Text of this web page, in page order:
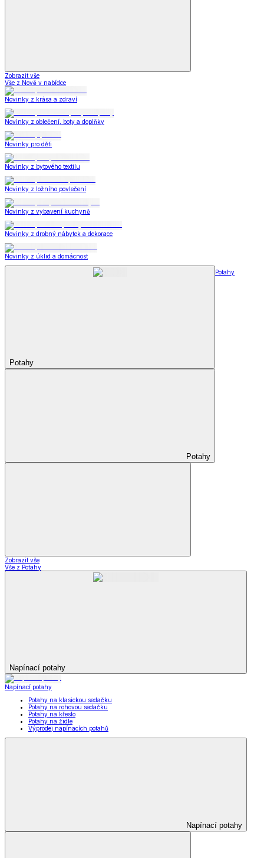
Zobrazit vše
Vše z Nově v nabídce
Novinky z krása a zdraví
Novinky z oblečení, boty a doplňky
Novinky pro děti
Novinky z bytového textilu
Novinky z ložního povlečení
Novinky z vybavení kuchyně
Novinky z drobný nábytek a dekorace
Novinky z úklid a domácnost
Potahy
Potahy
Potahy
Zobrazit vše
Vše z Potahy
Napínací potahy
Napínací potahy
Potahy na klasickou sedačku
Potahy na rohovou sedačku
Potahy na křeslo
Potahy na židle
Výprodej napínacích potahů
Napínací potahy